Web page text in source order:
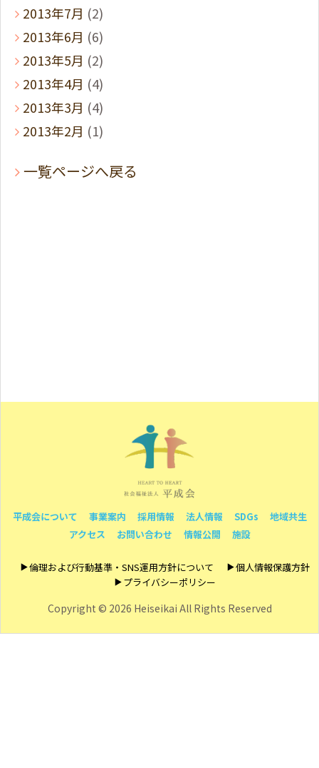
2013年7月 (2)
2013年6月 (6)
2013年5月 (2)
2013年4月 (4)
2013年3月 (4)
2013年2月 (1)
一覧ページへ戻る
平成会について 事業案内 採用情報 法人情報 SDGs
地域共生
アクセス
お問い合わせ 情報公開 施設
倫理および行動基準・SNS運用方針について
個人情報保護方針
プライバシーポリシー
Copyright © 2026 Heiseikai All Rights Reserved